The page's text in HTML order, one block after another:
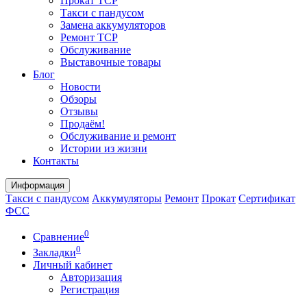
Такси с пандусом
Замена аккумуляторов
Ремонт ТСР
Обслуживание
Выставочные товары
Блог
Новости
Обзоры
Отзывы
Продаём!
Обслуживание и ремонт
Истории из жизни
Контакты
Информация
Такси с пандусом Аккумуляторы Ремонт Прокат Сертификат
ФСС
Сравнение0
Закладки0
Личный кабинет
Авторизация
Регистрация